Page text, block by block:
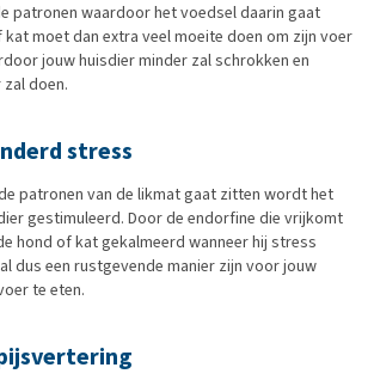
patronen waardoor het voedsel daarin gaat
moet dan extra veel moeite doen om zijn voer
jouw huisdier minder zal schrokken en
doen.
stress
patronen van de likmat gaat zitten wordt het
gestimuleerd. Door de endorfine die vrijkomt
hond of kat gekalmeerd wanneer hij stress
dus een rustgevende manier zijn voor jouw
te eten.